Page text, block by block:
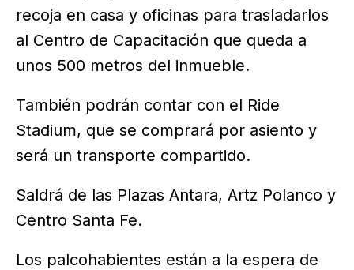
recoja en casa y oficinas para trasladarlos
al Centro de Capacitación que queda a
unos 500 metros del inmueble.
También podrán contar con el Ride
Stadium, que se comprará por asiento y
será un transporte compartido.
Saldrá de las Plazas Antara, Artz Polanco y
Centro Santa Fe.
Los palcohabientes están a la espera de